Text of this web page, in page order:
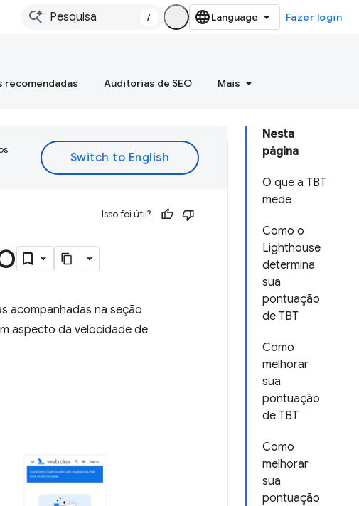
/ Fazer login
recomendadas Auditorias de SEO Mais
Nesta
página
O que a TBT
mede
Como o
Lighthouse
determina
sua
pontuação
de TBT
Como
melhorar
sua
pontuação
de TBT
Como
melhorar
sua
pontuação
Isso foi útil?
acompanhadas na seção
aspecto da velocidade de